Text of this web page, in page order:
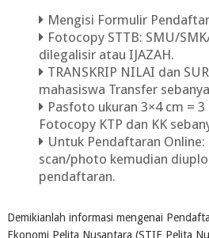
Mengisi Formulir
Fotocopy STTB: SMU/
dilegalisir atau IJAZAH.
TRANSKRIP NILAI dan
mahasiswa Transfer
Pasfoto ukuran 3×4 cm = 3
Fotocopy KTP dan KK
Untuk Pendaftaran Online:
scan/photo kemudian
pendaftaran.
Demikianlah informasi mengenai
Ekonomi Pelita Nusantara (STIE Pelita